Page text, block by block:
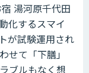
湯河原千代田
化するスマイ
が試験運用され
せて「下膳」
ブルもなく想